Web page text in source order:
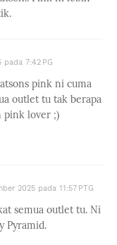
pada 7:42 PG
pink ni cuma
outlet tu tak berapa
pink lover ;)
2025 pada 11:57 PTG
semua outlet tu. Ni
Pyramid.